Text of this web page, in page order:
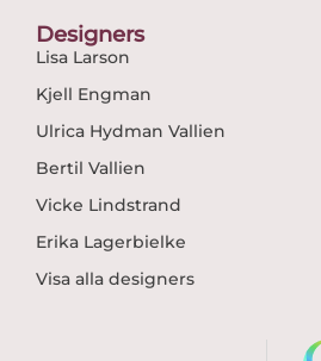
Designers
Lisa Larson
Kjell Engman
Ulrica Hydman Vallien
Bertil Vallien
Vicke Lindstrand
Erika Lagerbielke
Visa alla designers